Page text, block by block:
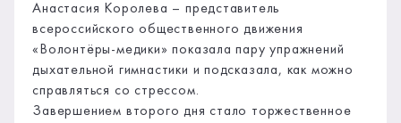
Анастасия Королева – представитель
всероссийского общественного движения
«Волонтёры-медики» показала пару упражнений
дыхательной гимнастики и подсказала, как можно
справляться со стрессом.
Завершением второго дня стало торжественное